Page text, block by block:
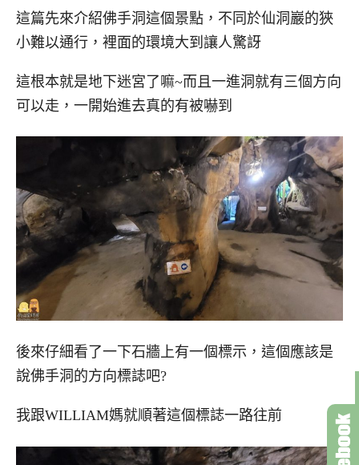
這篇先來介紹佛手洞這個景點，不同於仙洞巖的狹
小難以通行，裡面的環境大到讓人驚訝
這根本就是地下迷宮了嘛~而且一進洞就有三個方向
可以走，一開始進去真的有被嚇到
後來仔細看了一下石牆上有一個標示，這個應該是
說佛手洞的方向標誌吧?
我跟WILLIAM媽就順著這個標誌一路往前